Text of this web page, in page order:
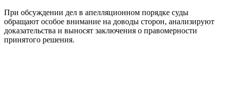
При обсуждении дел в апелляционном порядке суды
обращают особое внимание на доводы сторон, анализируют
доказательства и выносят заключения о правомерности
принятого решения.